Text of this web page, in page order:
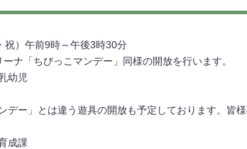
）午前9時～午後3時30分
ナ「ちびっこマンデー」同様の開放を行います。
幼児
デー」とは違う遊具の開放も予定しております。皆
成課